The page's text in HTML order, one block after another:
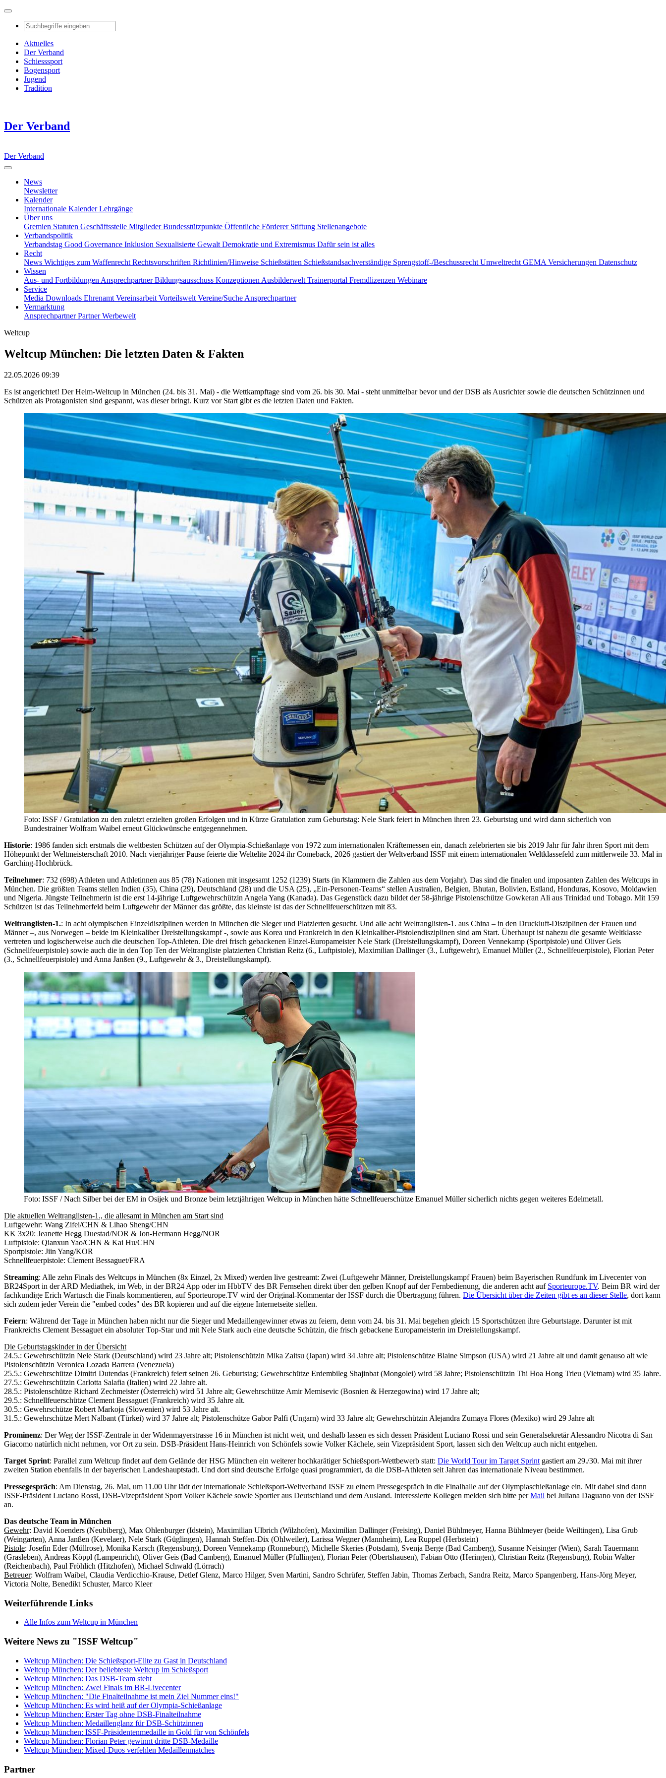
Aktuelles
Der Verband
Schiesssport
Bogensport
Jugend
Tradition
Der Verband
Der Verband
News
Newsletter
Kalender
Internationale KalenderLehrgänge
Über uns
Gremien Statuten Geschäftsstelle MitgliederBundesstützpunkte Öffentliche Förderer Stiftung Stellenangebote
Verbandspolitik
Verbandstag Good Governance Inklusion Sexualisierte Gewalt Demokratie und Extremismus Dafür sein ist alles
Recht
News Wichtiges zum Waffenrecht Rechtsvorschriften Richtlinien/Hinweise Schießstätten Schießstandsachverständige Sprengstoff-/Beschussrecht Umweltrecht GEMA Versicherungen Datenschutz
Wissen
Aus- und Fortbildungen AnsprechpartnerBildungsausschuss Konzeptionen Ausbilderwelt Trainerportal Fremdlizenzen Webinare
Service
Media Downloads Ehrenamt Vereinsarbeit Vorteilswelt Vereine/Suche Ansprechpartner
Vermarktung
AnsprechpartnerPartnerWerbewelt
Weltcup
Weltcup München: Die letzten Daten & Fakten
22.05.2026 09:39
Es ist angerichtet! Der Heim-Weltcup in München (24. bis 31. Mai) - die Wettkampftage sind vom 26. bis 30. Mai - steht unmittelbar bevor und der DSB als Ausrichter sowie die deutschen Schützinnen und
Schützen als Protagonisten sind gespannt, was dieser bringt. Kurz vor Start gibt es die letzten Daten und Fakten.
Foto: ISSF / Gratulation zu den zuletzt erzielten großen Erfolgen und in Kürze Gratulation zum Geburtstag: Nele Stark feiert in München ihren 23. Geburtstag und wird dann sicherlich von
Bundestrainer Wolfram Waibel erneut Glückwünsche entgegennehmen.
Historie: 1986 fanden sich erstmals die weltbesten Schützen auf der Olympia-Schießanlage von 1972 zum internationalen Kräftemessen ein, danach zelebrierten sie bis 2019 Jahr für Jahr ihren Sport mit dem
Höhepunkt der Weltmeisterschaft 2010. Nach vierjähriger Pause feierte die Weltelite 2024 ihr Comeback, 2026 gastiert der Weltverband ISSF mit einem internationalen Weltklassefeld zum mittlerweile 33. Mal in
Garching-Hochbrück.
Teilnehmer: 732 (698) Athleten und Athletinnen aus 85 (78) Nationen mit insgesamt 1252 (1239) Starts (in Klammern die Zahlen aus dem Vorjahr). Das sind die finalen und imposanten Zahlen des Weltcups in
München. Die größten Teams stellen Indien (35), China (29), Deutschland (28) und die USA (25), „Ein-Personen-Teams“ stellen Australien, Belgien, Bhutan, Bolivien, Estland, Honduras, Kosovo, Moldawien
und Nigeria. Jüngste Teilnehmerin ist die erst 14-jährige Luftgewehrschützin Angela Yang (Kanada). Das Gegenstück dazu bildet der 58-jährige Pistolenschütze Gowkeran Ali aus Trinidad und Tobago. Mit 159
Schützen ist das Teilnehmerfeld beim Luftgewehr der Männer das größte, das kleinste ist das der Schnellfeuerschützen mit 83.
Weltranglisten-1.: In acht olympischen Einzeldisziplinen werden in München die Sieger und Platzierten gesucht. Und alle acht Weltranglisten-1. aus China – in den Druckluft-Disziplinen der Frauen und
Männer –, aus Norwegen – beide im Kleinkaliber Dreistellungskampf -, sowie aus Korea und Frankreich in den Kleinkaliber-Pistolendisziplinen sind am Start. Überhaupt ist nahezu die gesamte Weltklasse
vertreten und logischerweise auch die deutschen Top-Athleten. Die drei frisch gebackenen Einzel-Europameister Nele Stark (Dreistellungskampf), Doreen Vennekamp (Sportpistole) und Oliver Geis
(Schnellfeuerpistole) sowie auch die in den Top Ten der Weltrangliste platzierten Christian Reitz (6., Luftpistole), Maximilian Dallinger (3., Luftgewehr), Emanuel Müller (2., Schnellfeuerpistole), Florian Peter
(3., Schnellfeuerpistole) und Anna Janßen (9., Luftgewehr & 3., Dreistellungskampf).
Foto: ISSF / Nach Silber bei der EM in Osijek und Bronze beim letztjährigen Weltcup in München hätte Schnellfeuerschütze Emanuel Müller sicherlich nichts gegen weiteres Edelmetall.
Die aktuellen Weltranglisten-1., die allesamt in München am Start sind
Luftgewehr: Wang Zifei/CHN & Lihao Sheng/CHN
KK 3x20: Jeanette Hegg Duestad/NOR & Jon-Hermann Hegg/NOR
Luftpistole: Qianxun Yao/CHN & Kai Hu/CHN
Sportpistole: Jiin Yang/KOR
Schnellfeuerpistole: Clement Bessaguet/FRA
Streaming: Alle zehn Finals des Weltcups in München (8x Einzel, 2x Mixed) werden live gestreamt: Zwei (Luftgewehr Männer, Dreistellungskampf Frauen) beim Bayerischen Rundfunk im Livecenter von
BR24Sport in der ARD Mediathek, im Web, in der BR24 App oder im HbbTV des BR Fernsehen direkt über den gelben Knopf auf der Fernbedienung, die anderen acht auf Sporteurope.TV. Beim BR wird der
fachkundige Erich Wartusch die Finals kommentieren, auf Sporteurope.TV wird der Original-Kommentar der ISSF durch die Übertragung führen. Die Übersicht über die Zeiten gibt es an dieser Stelle, dort kann
sich zudem jeder Verein die "embed codes" des BR kopieren und auf die eigene Internetseite stellen.
Feiern: Während der Tage in München haben nicht nur die Sieger und Medaillengewinner etwas zu feiern, denn vom 24. bis 31. Mai begehen gleich 15 Sportschützen ihre Geburtstage. Darunter ist mit
Frankreichs Clement Bessaguet ein absoluter Top-Star und mit Nele Stark auch eine deutsche Schützin, die frisch gebackene Europameisterin im Dreistellungskampf.
Die Geburtstagskinder in der Übersicht
24.5.: Gewehrschützin Nele Stark (Deutschland) wird 23 Jahre alt; Pistolenschützin Mika Zaitsu (Japan) wird 34 Jahre alt; Pistolenschütze Blaine Simpson (USA) wird 21 Jahre alt und damit genauso alt wie
Pistolenschützin Veronica Lozada Barrera (Venezuela)
25.5.: Gewehrschütze Dimitri Dutendas (Frankreich) feiert seinen 26. Geburtstag; Gewehrschütze Erdembileg Shajinbat (Mongolei) wird 58 Jahre; Pistolenschützin Thi Hoa Hong Trieu (Vietnam) wird 35 Jahre.
27.5.: Gewehrschützin Carlotta Salafia (Italien) wird 22 Jahre alt.
28.5.: Pistolenschütze Richard Zechmeister (Österreich) wird 51 Jahre alt; Gewehrschütze Amir Memisevic (Bosnien & Herzegowina) wird 17 Jahre alt;
29.5.: Schnellfeuerschütze Clement Bessaguet (Frankreich) wird 35 Jahre alt.
30.5.: Gewehrschütze Robert Markoja (Slowenien) wird 53 Jahre alt.
31.5.: Gewehrschütze Mert Nalbant (Türkei) wird 37 Jahre alt; Pistolenschütze Gabor Palfi (Ungarn) wird 33 Jahre alt; Gewehrschützin Alejandra Zumaya Flores (Mexiko) wird 29 Jahre alt
Prominenz: Der Weg der ISSF-Zentrale in der Widenmayerstrasse 16 in München ist nicht weit, und deshalb lassen es sich dessen Präsident Luciano Rossi und sein Generalsekretär Alessandro Nicotra di San
Giacomo natürlich nicht nehmen, vor Ort zu sein. DSB-Präsident Hans-Heinrich von Schönfels sowie Volker Kächele, sein Vizepräsident Sport, lassen sich den Weltcup auch nicht entgehen.
Target Sprint: Parallel zum Weltcup findet auf dem Gelände der HSG München ein weiterer hochkarätiger Schießsport-Wettbewerb statt: Die World Tour im Target Sprint gastiert am 29./30. Mai mit ihrer
zweiten Station ebenfalls in der bayerischen Landeshauptstadt. Und dort sind deutsche Erfolge quasi programmiert, da die DSB-Athleten seit Jahren das internationale Niveau bestimmen.
Pressegespräch: Am Dienstag, 26. Mai, um 11.00 Uhr lädt der internationale Schießsport-Weltverband ISSF zu einem Pressegespräch in die Finalhalle auf der Olympiaschießanlage ein. Mit dabei sind dann
ISSF-Präsident Luciano Rossi, DSB-Vizepräsident Sport Volker Kächele sowie Sportler aus Deutschland und dem Ausland. Interessierte Kollegen melden sich bitte perMail bei Juliana Daguano von der ISSF
an.
Das deutsche Team in München
Gewehr: David Koenders (Neubiberg), Max Ohlenburger (Idstein), Maximilian Ulbrich (Wilzhofen), Maximilian Dallinger (Freising), Daniel Bühlmeyer, Hanna Bühlmeyer (beide Weiltingen), Lisa Grub
(Weingarten), Anna Janßen (Kevelaer), Nele Stark (Güglingen), Hannah Steffen-Dix (Ohlweiler), Larissa Wegner (Mannheim), Lea Ruppel (Herbstein)
Pistole: Josefin Eder (Müllrose), Monika Karsch (Regensburg), Doreen Vennekamp (Ronneburg), Michelle Skeries (Potsdam), Svenja Berge (Bad Camberg), Susanne Neisinger (Wien), Sarah Tauermann
(Grasleben), Andreas Köppl (Lampenricht), Oliver Geis (Bad Camberg), Emanuel Müller (Pfullingen), Florian Peter (Obertshausen), Fabian Otto (Heringen), Christian Reitz (Regensburg), Robin Walter
(Reichenbach), Paul Fröhlich (Hitzhofen), Michael Schwald (Lörrach)
Betreuer: Wolfram Waibel, Claudia Verdicchio-Krause, Detlef Glenz, Marco Hilger, Sven Martini, Sandro Schrüfer, Steffen Jabin, Thomas Zerbach, Sandra Reitz, Marco Spangenberg, Hans-Jörg Meyer,
Victoria Nolte, Benedikt Schuster, Marco Kleer
Weiterführende Links
Alle Infos zum Weltcup in München
Weitere News zu "ISSF Weltcup"
Weltcup München: Die Schießsport-Elite zu Gast in Deutschland
Weltcup München: Der beliebteste Weltcup im Schießsport
Weltcup München: Das DSB-Team steht
Weltcup München: Zwei Finals im BR-Livecenter
Weltcup München: "Die Finalteilnahme ist mein Ziel Nummer eins!"
Weltcup München: Es wird heiß auf der Olympia-Schießanlage
Weltcup München: Erster Tag ohne DSB-Finalteilnahme
Weltcup München: Medaillenglanz für DSB-Schützinnen
Weltcup München: ISSF-Präsidentenmedaille in Gold für von Schönfels
Weltcup München: Florian Peter gewinnt dritte DSB-Medaille
Weltcup München: Mixed-Duos verfehlen Medaillenmatches
Partner